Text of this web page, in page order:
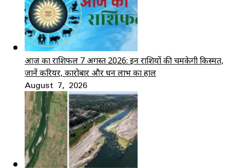
आज का राशिफल 7 अगस्त 2026: इन राशियों की चमकेगी किस्मत,
जानें करियर, कारोबार और धन लाभ का हाल
August 7, 2026